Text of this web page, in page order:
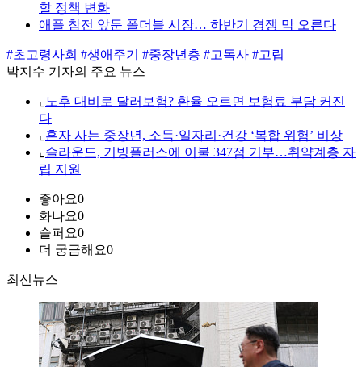
할 정책 변화
애플 참전 앞둔 폴더블 시장… 하반기 경쟁 막 오른다
#초고령사회 #생애주기 #중장년층 #고독사 #고립
박지수 기자의 주요 뉴스
⌞ 노후 대비로 달러보험? 환율 오르면 보험료 부담 커진
다
⌞ 혼자 사는 중장년, 소득·일자리·건강 ‘복합 위험’ 비상
⌞ 슬라운드, 기빙플러스에 이불 347점 기부…취약계층 자
립 지원
좋아요0
화나요0
슬퍼요0
더 궁금해요0
최신뉴스